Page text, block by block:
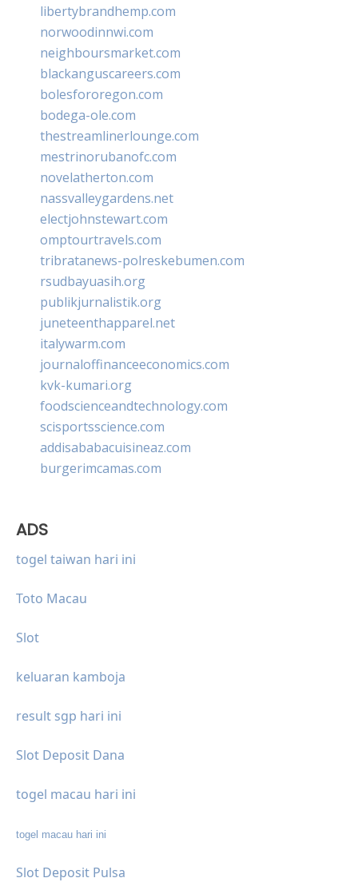
libertybrandhemp.com
norwoodinnwi.com
neighboursmarket.com
blackanguscareers.com
bolesfororegon.com
bodega-ole.com
thestreamlinerlounge.com
mestrinorubanofc.com
novelatherton.com
nassvalleygardens.net
electjohnstewart.com
omptourtravels.com
tribratanews-polreskebumen.com
rsudbayuasih.org
publikjurnalistik.org
juneteenthapparel.net
italywarm.com
journaloffinanceeconomics.com
kvk-kumari.org
foodscienceandtechnology.com
scisportsscience.com
addisababacuisineaz.com
burgerimcamas.com
ADS
togel taiwan hari ini
Toto Macau
Slot
keluaran kamboja
result sgp hari ini
Slot Deposit Dana
togel macau hari ini
togel macau hari ini
Slot Deposit Pulsa